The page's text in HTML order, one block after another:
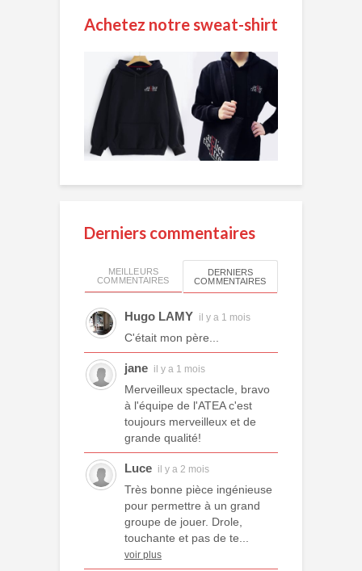
Achetez notre sweat-shirt
Derniers commentaires
MEILLEURS
COMMENTAIRES
DERNIERS
COMMENTAIRES
Hugo LAMY il y a 1 mois
C'était mon père...
jane il y a 1 mois
Merveilleux spectacle, bravo
à l'équipe de l'ATEA c'est
toujours merveilleux et de
grande qualité!
Luce il y a 2 mois
Très bonne pièce ingénieuse
pour permettre à un grand
groupe de jouer. Drole,
touchante et pas de te...
voir plus